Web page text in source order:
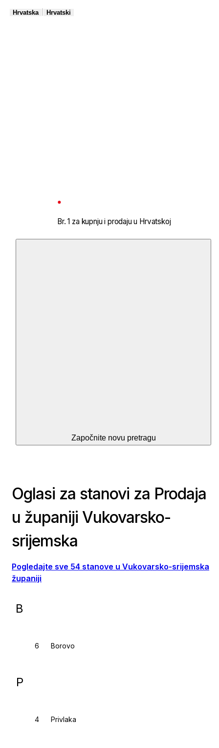
Hrvatska Hrvatski
Br. 1 za kupnju i prodaju u Hrvatskoj
Započnite novu pretragu
Oglasi za stanovi za Prodaja
u županiji Vukovarsko-
srijemska
Pogledajte sve 54 stanove u Vukovarsko-srijemska
županiji
B
Borovo
P
Privlaka